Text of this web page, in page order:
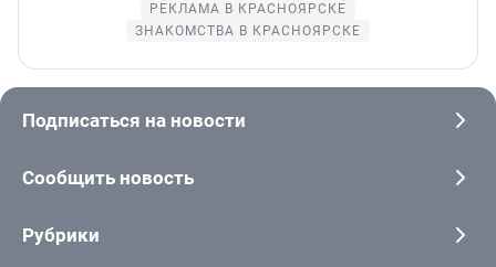
РЕКЛАМА В КРАСНОЯРСКЕ
ЗНАКОМСТВА В КРАСНОЯРСКЕ
Подписаться на новости
Сообщить новость
Рубрики